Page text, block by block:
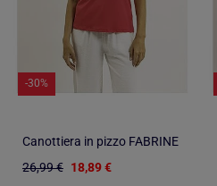
-30%
Canottiera in pizzo FABRINE
26,99 € 18,89 €